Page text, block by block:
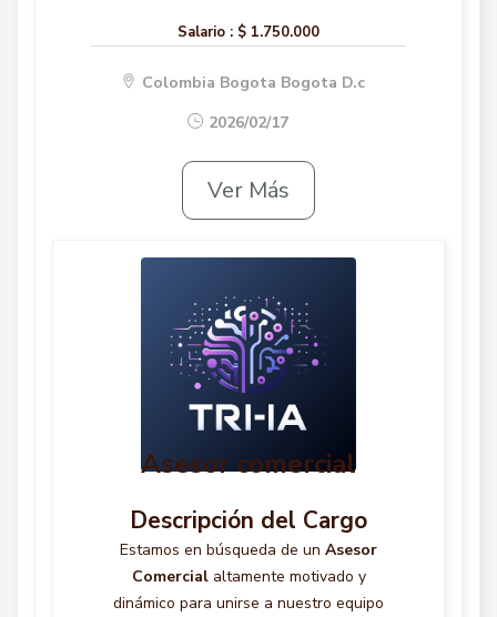
Salario : $ 1.750.000
Colombia Bogota Bogota D.c
2026/02/17
Ver Más
Asesor comercial
Descripción del Cargo
Estamos en búsqueda de un Asesor
Comercialaltamente motivado y
dinámico para unirse a nuestro equipo